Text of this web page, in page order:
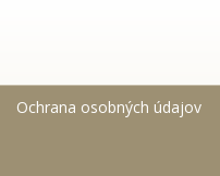
Ochrana osobných údajov